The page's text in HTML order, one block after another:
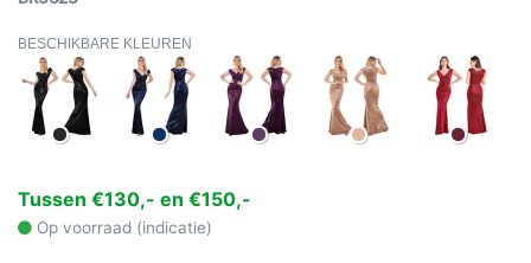
BESCHIKBARE KLEUREN
Tussen €130,- en €150,-
Op voorraad (indicatie)